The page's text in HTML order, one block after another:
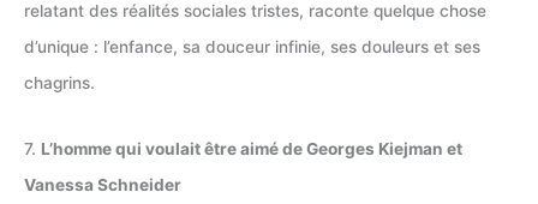
relatant des réalités sociales tristes, raconte quelque chose
d’unique : l’enfance, sa douceur infinie, ses douleurs et ses
chagrins.
7. L’homme qui voulait être aimé de Georges Kiejman et
Vanessa Schneider